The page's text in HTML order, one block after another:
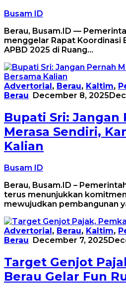
Busam ID
Berau, Busam.ID —
menggelar Rapat Koordinasi
APBD 2025 di Ruang…
Advertorial , Berau, Kaltim,
Berau
December 8, 2025
Bupati Sri: Jangan
Merasa Sendiri,
Kalian
Busam ID
Berau, Busam.ID –
terus menunjukkan
mewujudkan pembangunan
Advertorial , Berau, Kaltim,
Berau
December 7, 2025
Target Genjot
Berau Gelar Fun